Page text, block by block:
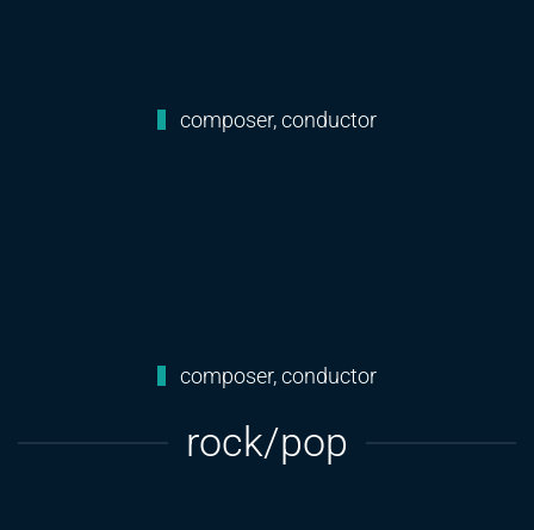
composer, conductor
composer, conductor
rock/pop